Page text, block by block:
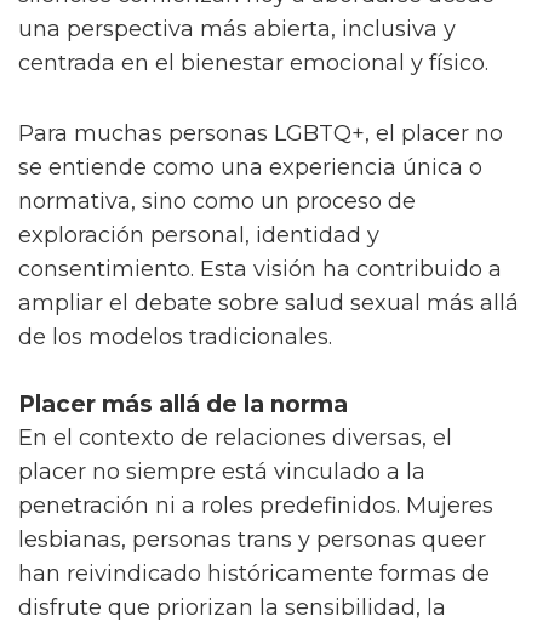
una perspectiva más abierta, inclusiva y
centrada en el bienestar emocional y físico.
Para muchas personas LGBTQ+, el placer no
se entiende como una experiencia única o
normativa, sino como un proceso de
exploración personal, identidad y
consentimiento. Esta visión ha contribuido a
ampliar el debate sobre salud sexual más allá
de los modelos tradicionales.
Placer más allá de la norma
En el contexto de relaciones diversas, el
placer no siempre está vinculado a la
penetración ni a roles predefinidos. Mujeres
lesbianas, personas trans y personas queer
han reivindicado históricamente formas de
disfrute que priorizan la sensibilidad, la